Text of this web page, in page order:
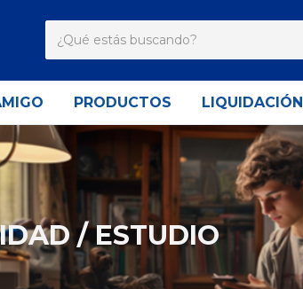
PRODUCTOS LIQUIDACIÓN
/ ESTUDIO